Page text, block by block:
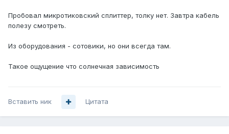
Пробовал микротиковский сплиттер, толку нет. Завтра кабель
полезу смотреть.
Из оборудования - сотовики, но они всегда там.
Такое ощущение что солнечная зависимость
Вставить ник Цитата